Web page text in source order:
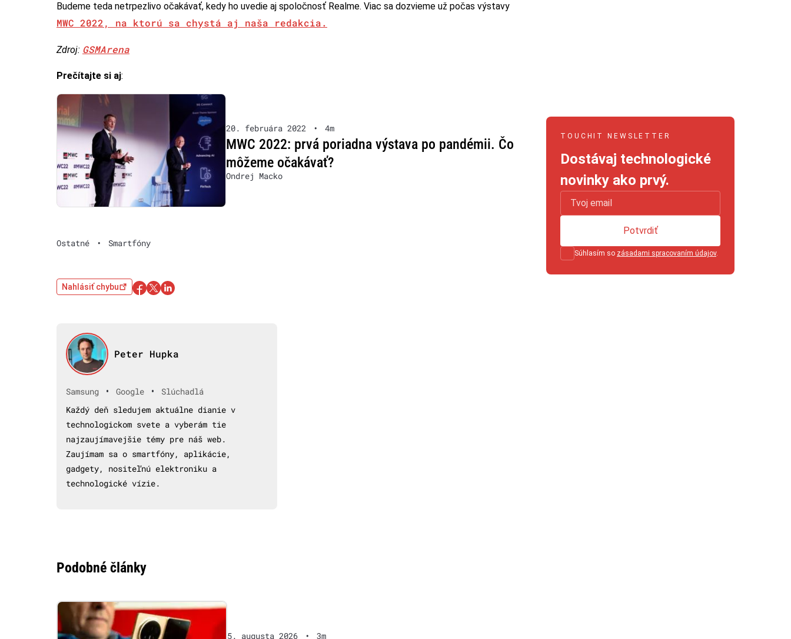
Budeme teda netrpezlivo očakávať, kedy ho uvedie aj spoločnosť Realme. Viac sa dozvieme už počas výstavy
MWC 2022, na ktorú sa chystá aj naša redakcia.
Zdroj: GSMArena
Prečítajte si aj:
20. februára 2022 • 4m
MWC 2022: prvá poriadna výstava po pandémii. Čo
môžeme očakávať?
Ondrej Macko
Ostatné • Smartfóny
Nahlásiť chybu
Peter Hupka
Samsung • Google •
Slúchadlá
Každý deň sledujem aktuálne dianie v
technologickom svete a vyberám tie
najzaujímavejšie témy pre náš web.
Zaujímam sa o smartfóny, aplikácie,
gadgety, nositeľnú elektroniku a
technologické vízie.
Podobné články
5. augusta 2026 • 3m
TOUCHIT NEWSLETTER
Dostávaj technologické
novinky ako prvý.
Súhlasím so zásadami spracovaním údajov.
Potvrdiť